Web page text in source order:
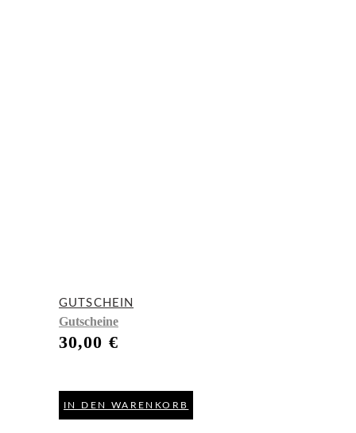
GUTSCHEIN
Gutscheine
30,00 €
IN DEN WARENKORB